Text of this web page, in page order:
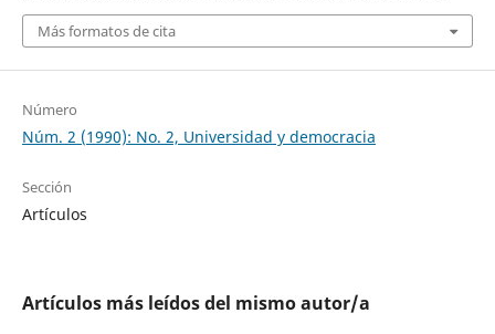
Más formatos de cita
Número
Núm. 2 (1990): No. 2, Universidad y democracia
Sección
Artículos
Artículos más leídos del mismo autor/a